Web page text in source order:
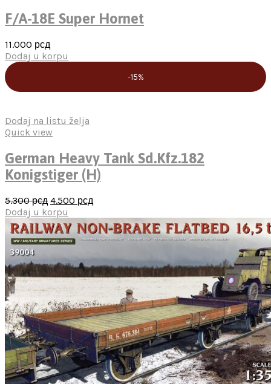
F/A-18E Super Hornet
11.000 рсд
Dodaj u korpu
-15%
Dodaj na listu želja
Quick view
German Heavy Tank Sd.Kfz.182
Konigstiger (H)
5.300рсд Оригинална
цена
је
била:
5.300 рсд.
4.500 рсд
је:
4.500 рсд.
Dodaj u korpu